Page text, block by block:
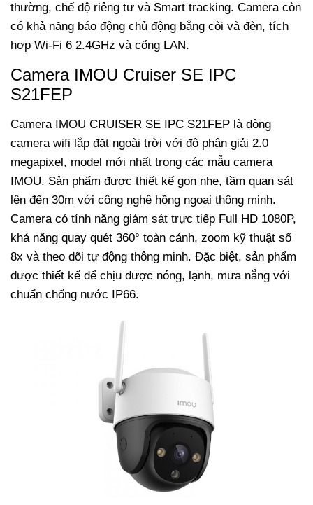
thường, chế độ riêng tư và Smart tracking. Camera còn
có khả năng báo động chủ động bằng còi và đèn, tích
hợp Wi-Fi 6 2.4GHz và cổng LAN.
Camera IMOU Cruiser SE IPC
S21FEP
Camera IMOU CRUISER SE IPC S21FEP là dòng
camera wifi lắp đặt ngoài trời với độ phân giải 2.0
megapixel, model mới nhất trong các mẫu camera
IMOU. Sản phẩm được thiết kế gọn nhẹ, tầm quan sát
lên đến 30m với công nghệ hồng ngoại thông minh.
Camera có tính năng giám sát trực tiếp Full HD 1080P,
khả năng quay quét 360° toàn cảnh, zoom kỹ thuật số
8x và theo dõi tự động thông minh. Đặc biệt, sản phẩm
được thiết kế để chịu được nóng, lạnh, mưa nắng với
chuẩn chống nước IP66.